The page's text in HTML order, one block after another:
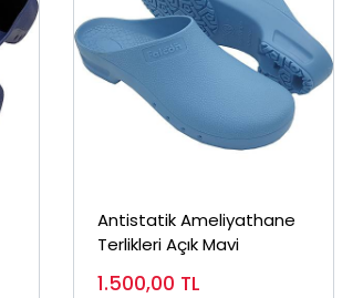
Antistatik Ameliyathane
Terlikleri Açık Mavi
1.500,00 TL